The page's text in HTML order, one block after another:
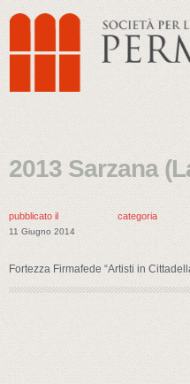
2013 Sarzana
pubblicato il
11 Giugno 2014
categoria
Fortezza Firmafede “Artisti in